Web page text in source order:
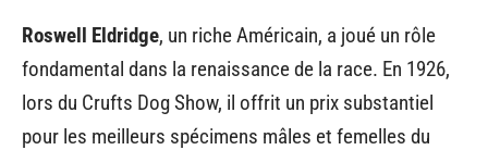
Roswell Eldridge, un riche Américain, a joué un rôle
fondamental dans la renaissance de la race. En 1926,
lors du Crufts Dog Show, il offrit un prix substantiel
pour les meilleurs spécimens mâles et femelles du